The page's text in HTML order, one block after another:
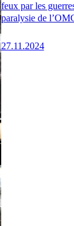
feux par les
paralysie de
27.11.2024